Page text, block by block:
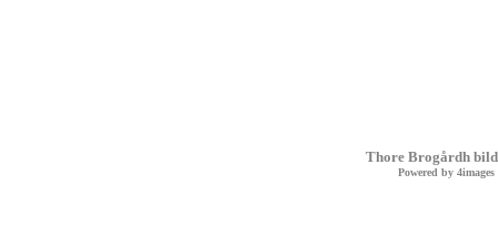
Thore Brogårdh
Powered by 4images